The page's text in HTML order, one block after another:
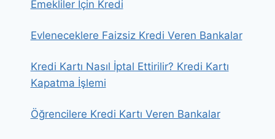
Emekliler İçin Kredi
Evleneceklere Faizsiz Kredi Veren Bankalar
Kredi Kartı Nasıl İptal Ettirilir? Kredi Kartı
Kapatma İşlemi
Öğrencilere Kredi Kartı Veren Bankalar